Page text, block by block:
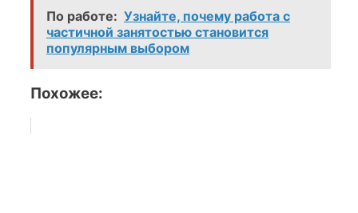
По работе: Узнайте, почему работа с
частичной занятостью становится
популярным выбором
Похожее: